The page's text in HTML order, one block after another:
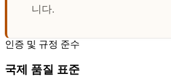
니다.
인증 및 규정 준수
국제 품질 표준